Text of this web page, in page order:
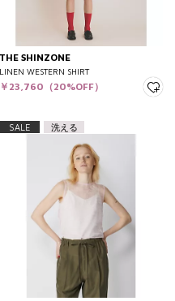
THE SHINZONE
LINEN WESTERN SHIRT
￥23,760（20%OFF）
SALE 洗える